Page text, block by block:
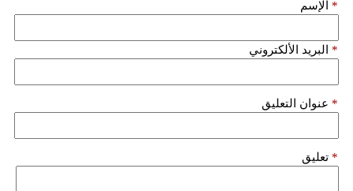
الإسم *
البريد الألكتروني *
عنوان التعليق *
تعليق *